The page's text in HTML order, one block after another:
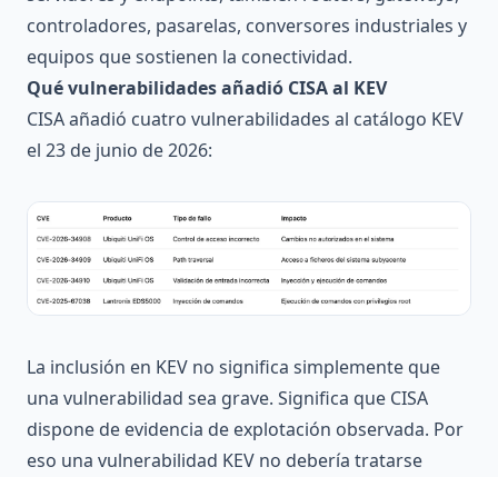
controladores, pasarelas, conversores industriales y
equipos que sostienen la conectividad.
Qué vulnerabilidades añadió CISA al KEV
CISA añadió cuatro vulnerabilidades al catálogo KEV
el 23 de junio de 2026:
La inclusión en KEV no significa simplemente que
una vulnerabilidad sea grave. Significa que CISA
dispone de evidencia de explotación observada. Por
eso una vulnerabilidad KEV no debería tratarse